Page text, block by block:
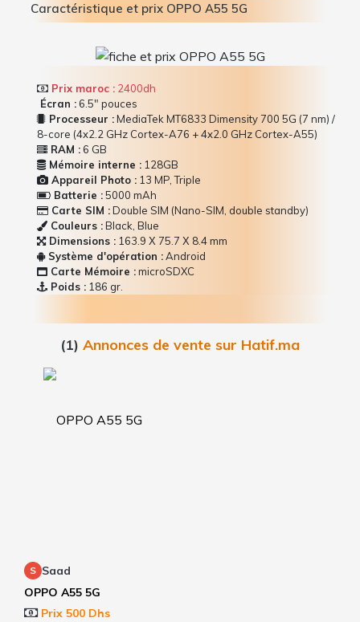
Caractéristique et prix OPPO A55 5G
Prix maroc : 2400dh
Écran :6.5" pouces
Processeur :MediaTek MT6833 Dimensity 700 5G (7 nm) /
8-core (4x2.2 GHz Cortex-A76 + 4x2.0 GHz Cortex-A55)
RAM :6 GB
Mémoire interne : 128GB
Appareil Photo : 13 MP, Triple
Batterie :5000 mAh
Carte SIM :Double SIM (Nano-SIM, double standby)
Couleurs :Black, Blue
Dimensions : 163.9 Х 75.7 Х 8.4 mm
Système d'opération :Android
Carte Mémoire :microSDXC
Poids : 186 gr.
(1) Annonces de vente sur Hatif.ma
S Saad
OPPO A55 5G
Prix 500 Dhs